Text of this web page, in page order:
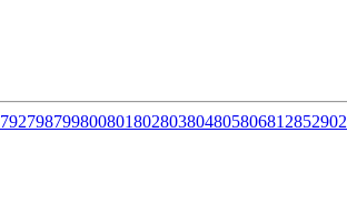
792798799800801802803804805806812852902